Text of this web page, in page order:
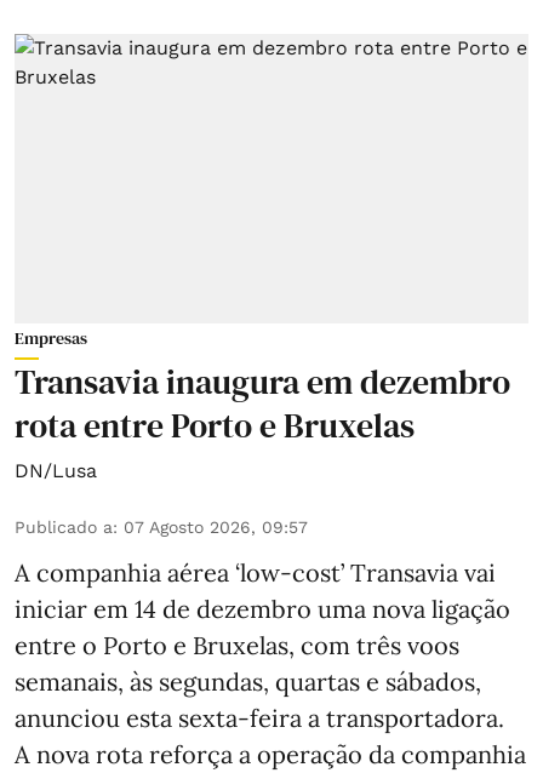
Empresas
Transavia inaugura em dezembro
rota entre Porto e Bruxelas
DN/Lusa
Publicado a: 07 Agosto 2026, 09:57
A companhia aérea ‘low-cost’ Transavia vai
iniciar em 14 de dezembro uma nova ligação
entre o Porto e Bruxelas, com três voos
semanais, às segundas, quartas e sábados,
anunciou esta sexta-feira a transportadora.
A nova rota reforça a operação da companhia